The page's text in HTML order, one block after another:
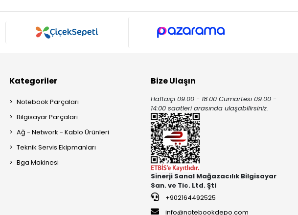
Kategoriler
Notebook Parçaları
Bilgisayar Parçaları
Ağ - Network - Kablo Ürünleri
Teknik Servis Ekipmanları
Bga Makinesi
Bize Ulaşın
Haftaiçi 09:00 - 18:00 Cumartesi 09:00 -
14:00 saatleri arasında ulaşabilirsiniz.
Sinerji Sanal Mağazacılık Bilgisayar
San. ve Tic. Ltd. Şti
+902164492525
info@notebookdepo.com